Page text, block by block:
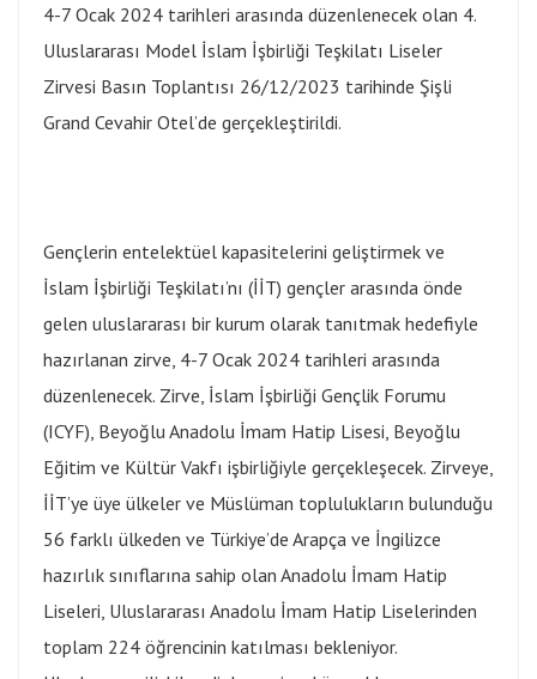
4-7 Ocak 2024 tarihleri arasında düzenlenecek olan 4.
Uluslararası Model İslam İşbirliği Teşkilatı Liseler
Zirvesi Basın Toplantısı 26/12/2023 tarihinde Şişli
Grand Cevahir Otel’de gerçekleştirildi.
Gençlerin entelektüel kapasitelerini geliştirmek ve
İslam İşbirliği Teşkilatı’nı (İİT) gençler arasında önde
gelen uluslararası bir kurum olarak tanıtmak hedefiyle
hazırlanan zirve, 4-7 Ocak 2024 tarihleri arasında
düzenlenecek. Zirve, İslam İşbirliği Gençlik Forumu
(ICYF), Beyoğlu Anadolu İmam Hatip Lisesi, Beyoğlu
Eğitim ve Kültür Vakfı işbirliğiyle gerçekleşecek. Zirveye,
İİT’ye üye ülkeler ve Müslüman toplulukların bulunduğu
56 farklı ülkeden ve Türkiye’de Arapça ve İngilizce
hazırlık sınıflarına sahip olan Anadolu İmam Hatip
Liseleri, Uluslararası Anadolu İmam Hatip Liselerinden
toplam 224 öğrencinin katılması bekleniyor.